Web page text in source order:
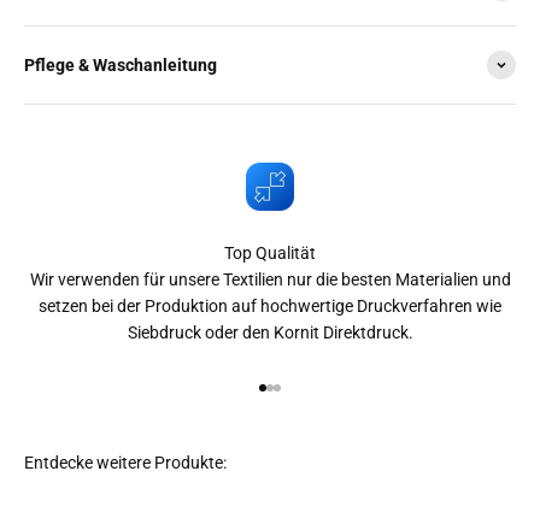
Pflege & Waschanleitung
Top Qualität
Wir verwenden für unsere Textilien nur die besten Materialien und
setzen bei der Produktion auf hochwertige Druckverfahren wie
Siebdruck oder den Kornit Direktdruck.